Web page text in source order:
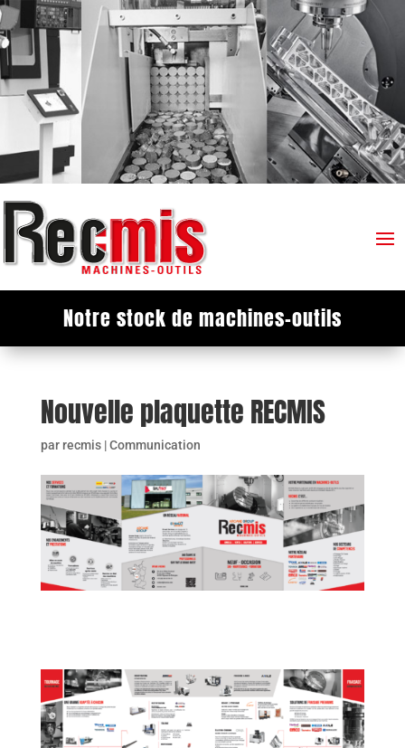
Notre stock de machines-outils
Nouvelle plaquette RECMIS
par recmis|Communication